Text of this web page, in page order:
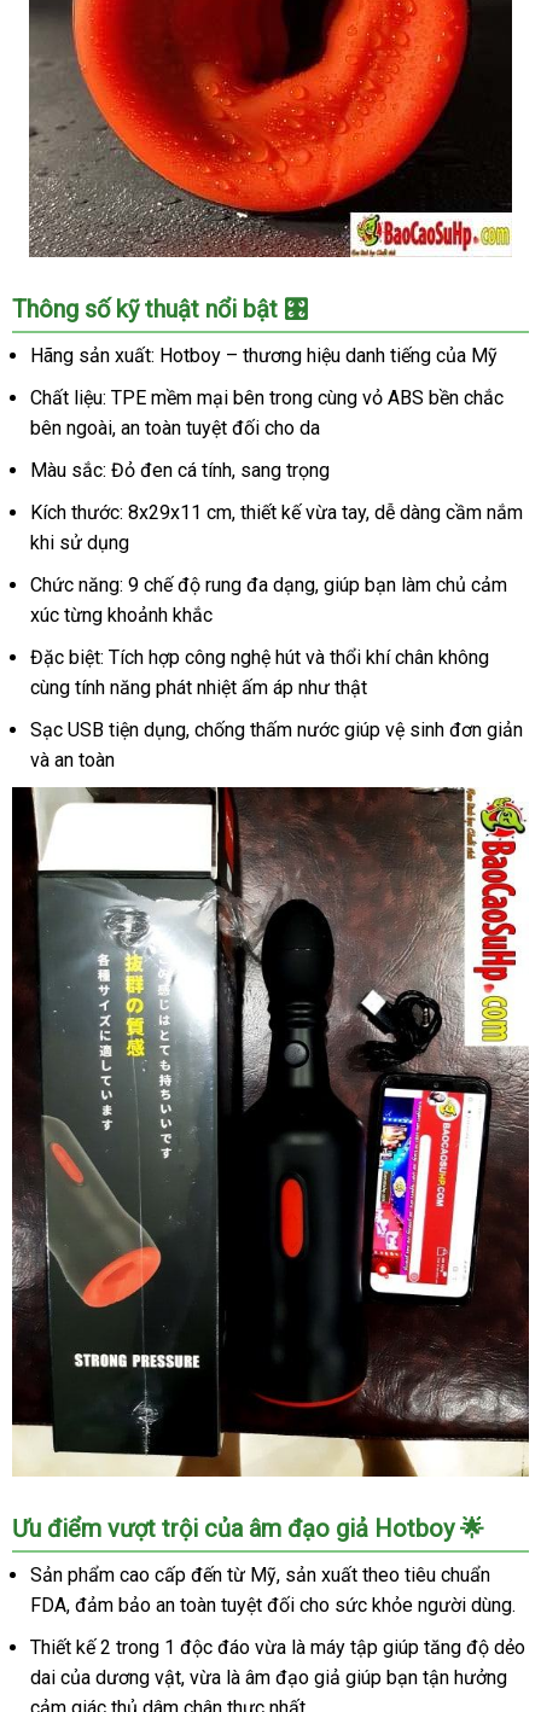
Kích
Thích
Cho
Âm
Đạo
Giả
Tay
Bú
Tự
Động
Kích
Cho
Nam
Thông số kỹ thuật nổi bật 🎛️
Hãng sản xuất: Hotboy – thương hiệu danh tiếng của Mỹ
Chất liệu: TPE mềm mại bên trong cùng vỏ ABS bền chắc
bên ngoài, an toàn tuyệt đối cho da
Màu sắc: Đỏ đen cá tính, sang trọng
Kích thước: 8x29x11 cm, thiết kế vừa tay, dễ dàng cầm nắm
khi sử dụng
Chức năng: 9 chế độ rung đa dạng, giúp bạn làm chủ cảm
xúc từng khoảnh khắc
Đặc biệt: Tích hợp công nghệ hút và thổi khí chân không
cùng tính năng phát nhiệt ấm áp như thật
Sạc USB tiện dụng, chống thấm nước giúp vệ sinh đơn giản
và an toàn
Âm
Đạo
Giả
Cầm
Tay
Bú
Mút
Tự
Ưu điểm vượt trội của âm đạo giả Hotboy 🌟
Sản phẩm cao cấp đến từ Mỹ, sản xuất theo tiêu chuẩn
FDA, đảm bảo an toàn tuyệt đối cho sức khỏe người dùng.
Thiết kế 2 trong 1 độc đáo vừa là máy tập giúp tăng độ dẻo
dai của dương vật, vừa là âm đạo giả giúp bạn tận hưởng
cảm giác thủ dâm chân thực nhất.